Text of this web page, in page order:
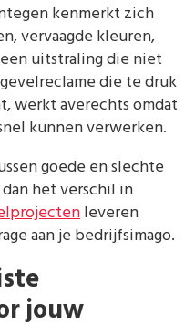
kenmerkt zich
vervaagde kleuren,
uitstraling die niet
die te druk
werkt averechts omdat
kunnen verwerken.
goede en slechte
het verschil in
leveren
aan je bedrijfsimago.
jouw